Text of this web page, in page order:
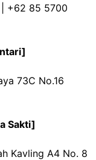
+62 85 5700
73C No.16
Sakti]
Kavling A4 No. 8